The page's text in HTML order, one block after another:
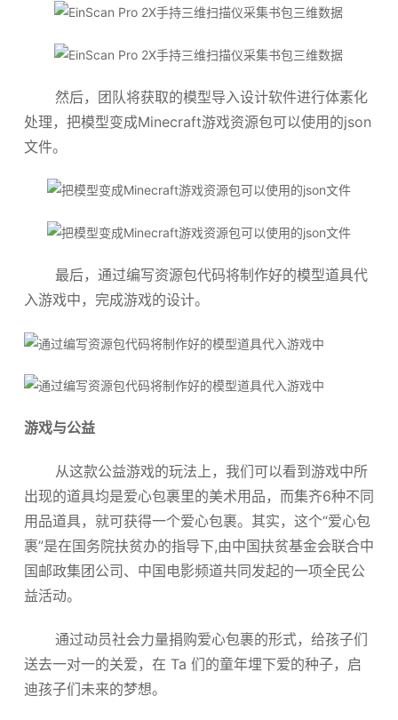
然后，团队将获取的模型导入设计软件进行体素化
处理，把模型变成Minecraft游戏资源包可以使用的json
文件。
最后，通过编写资源包代码将制作好的模型道具代
入游戏中，完成游戏的设计。
游戏与公益
从这款公益游戏的玩法上，我们可以看到游戏中所
出现的道具均是爱心包裹里的美术用品，而集齐6种不同
用品道具，就可获得一个爱心包裹。其实，这个“爱心包
裹”是在国务院扶贫办的指导下,由中国扶贫基金会联合中
国邮政集团公司、中国电影频道共同发起的一项全民公
益活动。
通过动员社会力量捐购爱心包裹的形式，给孩子们
送去一对一的关爱，在 Ta 们的童年埋下爱的种子，启
迪孩子们未来的梦想。